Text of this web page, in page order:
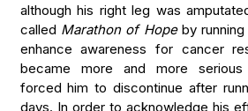
although his right leg was
called Marathon of Hopeby running
enhance awareness for cancer
became more and more serious
forced him to discontinue after
days. In order to acknowledge his